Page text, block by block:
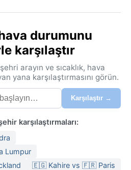
durumunu
karşılaştır
arayın ve sıcaklık, hava
yana karşılaştırmasını görün.
Karşılaştır →
karşılaştırmaları:
Lumpur
🇪🇬 Kahire vs 🇫🇷 Paris